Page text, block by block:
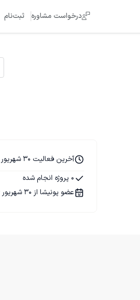
درخواست مشاوره ثبت‌نام
آخرین فعالیت 30 شهریور 1404
0 پروژه انجام شده
عضو پونیشا از 30 شهریور 1404